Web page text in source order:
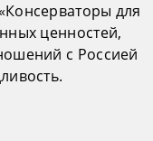
для
ценностей,
с Россией